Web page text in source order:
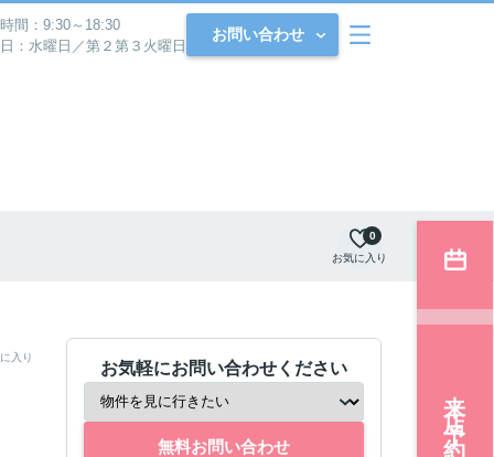
間：9:30～18:30
：水曜日／第２第３火曜日
お問い合わせ
お気に入り
0
入り
お気軽にお問い合わせください
無料お問い合わせ
来店予約